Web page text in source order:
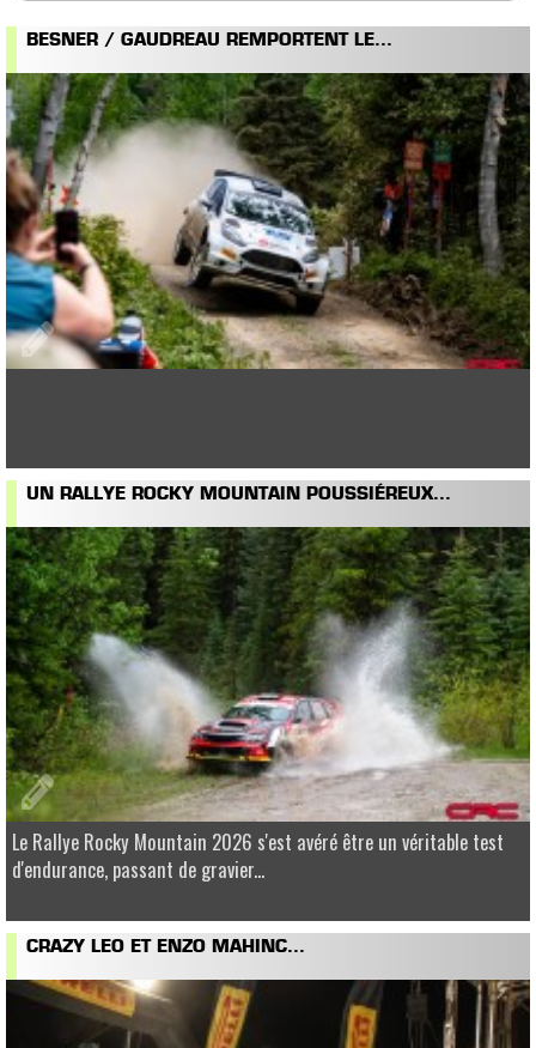
BESNER / GAUDREAU REMPORTENT LE...
UN RALLYE ROCKY MOUNTAIN POUSSIÉREUX...
Le Rallye Rocky Mountain 2026 s'est avéré être un véritable test
d'endurance, passant de gravier...
CRAZY LEO ET ENZO MAHINC...